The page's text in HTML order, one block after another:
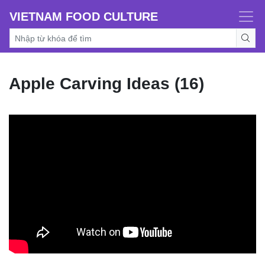
VIETNAM FOOD CULTURE
Apple Carving Ideas (16)